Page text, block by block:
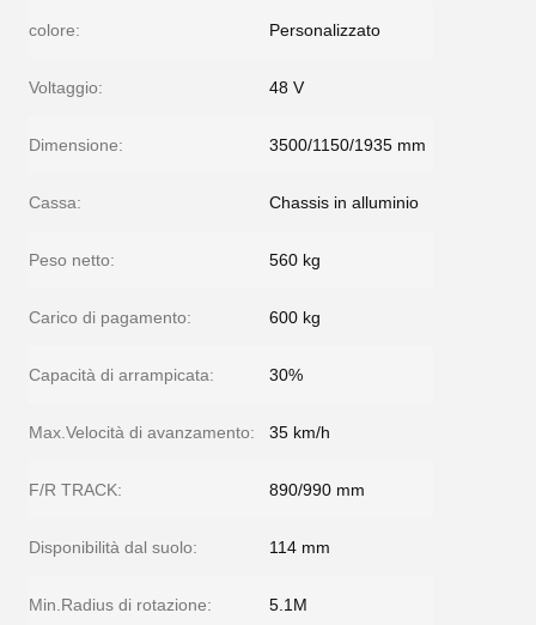
colore: Personalizzato
Voltaggio: 48 V
Dimensione: 3500/1150/1935 mm
Cassa: Chassis in alluminio
Peso netto: 560 kg
Carico di pagamento: 600 kg
Capacità di arrampicata: 30%
Max.Velocità di avanzamento: 35 km/h
F/R TRACK: 890/990 mm
Disponibilità dal suolo: 114 mm
Min.Radius di rotazione: 5.1M